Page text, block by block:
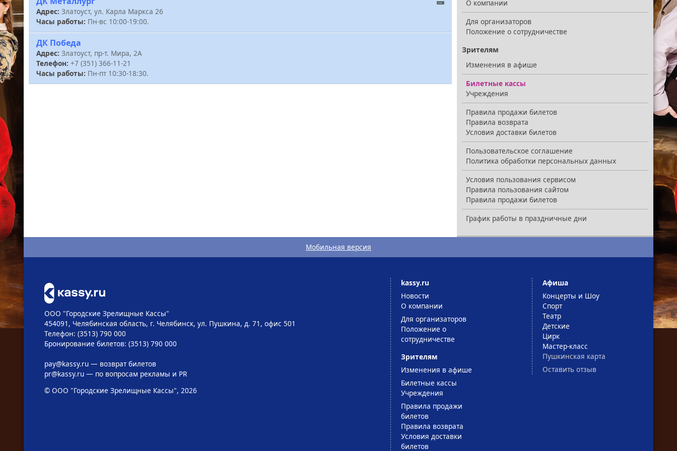
Адрес: Златоуст, ул. Карла Маркса 26
Часы работы: Пн-вс 10:00-19:00.
ДК Победа
Адрес: Златоуст, пр-т. Мира, 2А
Телефон: +7 (351) 366-11-21
Часы работы: Пн-пт 10:30-18:30.
О компании
Для организаторов
Положение о сотрудничестве
Зрителям
Изменения в афише
Билетные кассы
Учреждения
Правила продажи билетов
Правила возврата
Условия доставки билетов
Пользовательское соглашение
Политика обработки персональных данных
Условия пользования сервисом
Правила пользования сайтом
Правила продажи билетов
График работы в праздничные дни
Мобильная версия
ООО "Городские Зрелищные Кассы"
454091, Челябинская область, г. Челябинск, ул. Пушкина, д. 71, офис 501
Телефон: (3513) 790 000
Бронирование билетов: (3513) 790 000
pay@kassy.ru— возврат билетов
pr@kassy.ru— по вопросам рекламы и PR
© ООО "Городские Зрелищные Кассы", 2026
kassy.ru
Новости
О компании
Для организаторов
Положение о
сотрудничестве
Зрителям
Изменения в афише
Билетные кассы
Учреждения
Правила продажи
билетов
Правила возврата
Условия доставки
билетов
Афиша
Концерты и Шоу
Спорт
Театр
Детские
Цирк
Мастер-класс
Пушкинская карта
Оставить отзыв